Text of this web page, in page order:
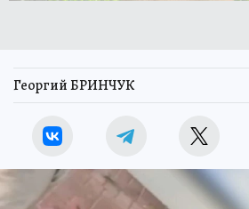
Георгий БРИНЧУК